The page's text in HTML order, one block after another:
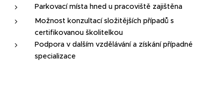
Parkovací místa hned u pracoviště zajištěna
Možnost konzultací složitějších případů s
certifikovanou školitelkou
Podpora v dalším vzdělávání a získání případné
specializace